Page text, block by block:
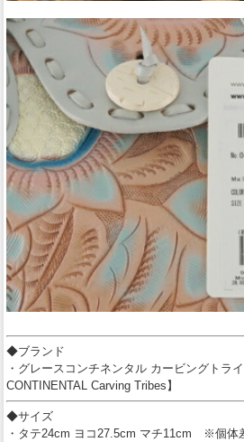
◆ブランド
・グレースコンチネンタル カービングトラ
CONTINENTAL Carving Tribes】
◆サイズ
・タテ24cm ヨコ27.5cm マチ11cm ※個体